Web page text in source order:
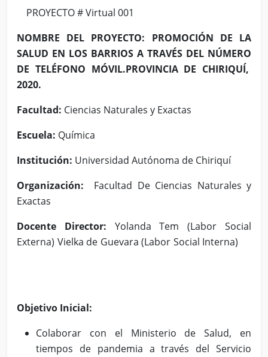
PROYECTO # Virtual 001
NOMBRE DEL PROYECTO: PROMOCIÓN DE LA
SALUD EN LOS BARRIOS A TRAVÉS DEL NÚMERO
DE TELÉFONO MÓVIL.PROVINCIA DE CHIRIQUÍ,
2020.
Facultad: Ciencias Naturales y Exactas
Escuela: Química
Institución: Universidad Autónoma de Chiriquí
Organización: Facultad De Ciencias Naturales y
Exactas
Docente Director: Yolanda Tem (Labor Social
Externa) Vielka de Guevara (Labor Social Interna)
Objetivo Inicial:
Colaborar con el Ministerio de Salud, en
tiempos de pandemia a través del Servicio